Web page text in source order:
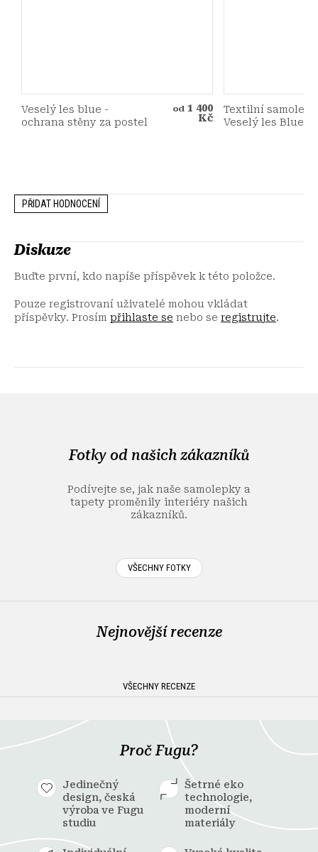
Veselý les blue -
ochrana stěny za postel
od 1 400
Kč
Textilní
Veselý les Blue
PŘIDAT HODNOCENÍ
Diskuze
Buďte první, kdo napíše příspěvek k této položce.
Pouze registrovaní uživatelé mohou vkládat
příspěvky. Prosím přihlaste se nebo se registrujte.
Fotky od našich zákazníků
Podívejte se, jak naše samolepky a
tapety proměnily interiéry našich
zákazníků.
VŠECHNY FOTKY
Nejnovější recenze
VŠECHNY RECENZE
Proč Fugu?
Jedinečný
design, česká
výroba ve Fugu
studiu
Šetrné eko
technologie,
moderní
materiály